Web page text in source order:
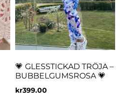
💗 GLESSTICKAD TRÖJA –
BUBBELGUMSROSA 💗
kr399.00